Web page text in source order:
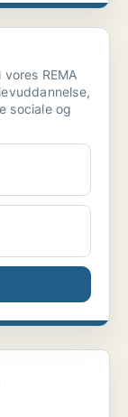
REMA
sociale og